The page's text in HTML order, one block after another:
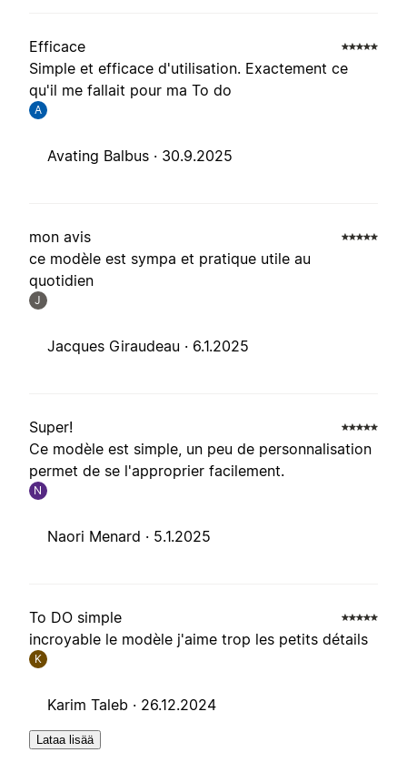
Efficace
Simple et efficace d'utilisation. Exactement ce
qu'il me fallait pour ma To do
A
Avating Balbus · 30.9.2025
mon avis
ce modèle est sympa et pratique utile au
quotidien
J
Jacques Giraudeau · 6.1.2025
Super!
Ce modèle est simple, un peu de personnalisation
permet de se l'approprier facilement.
N
Naori Menard · 5.1.2025
To DO simple
incroyable le modèle j'aime trop les petits détails
K
Karim Taleb · 26.12.2024
Lataa lisää